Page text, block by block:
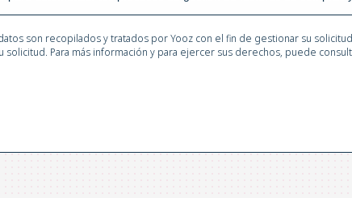
son recopilados y tratados por Yooz con el fin de gestionar su
solicitud. Para más información y para ejercer sus derechos, puede